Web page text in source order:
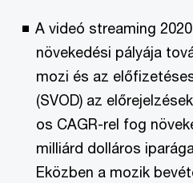
A videó streaming
növekedési pályája
mozi és az
(SVOD) az
os CAGR-rel fog
milliárd dolláros
Eközben a mozik